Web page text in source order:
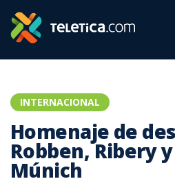
INTERNACIONAL
Homenaje de
Robben, Ribery
Múnich